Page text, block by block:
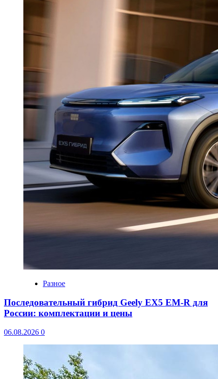
Разное
Последовательный гибрид Geely EX5 EM-R для
России: комплектации и цены
06.08.2026 0